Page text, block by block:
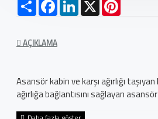
AÇIKLAMA
Asansör kabin ve karşı ağırlığı
ağırlığa bağlantısını sağlayan